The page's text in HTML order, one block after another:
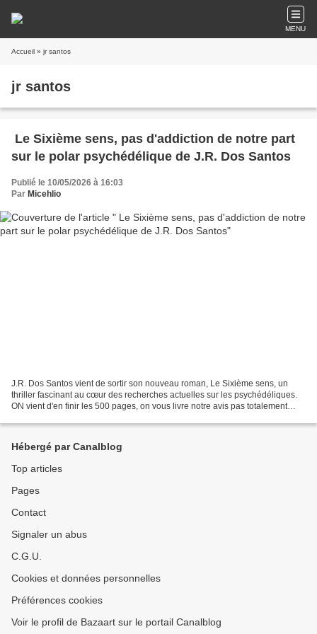
MENU
Accueil » jr santos
jr santos
Le Sixième sens, pas d'addiction de notre part
sur le polar psychédélique de J.R. Dos Santos
Publié le 10/05/2026 à 16:03
Par Micehlio
J.R. Dos Santos vient de sortir son nouveau roman, Le Sixième sens, un
thriller fascinant au cœur des recherches actuelles sur les psychédéliques.
ON vient d'en finir les 500 pages, on vous livre notre avis pas totalement
Hébergé par Canalblog
Top articles
Pages
Contact
Signaler un abus
C.G.U.
Cookies et données personnelles
Préférences cookies
Voir le profil de Bazaart sur le portail Canalblog